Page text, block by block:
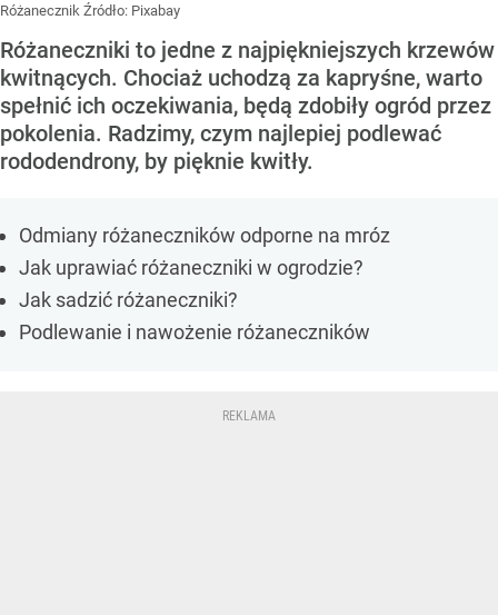
Różanecznik Źródło: Pixabay
Różaneczniki to jedne z najpiękniejszych krzewów
kwitnących. Chociaż uchodzą za kapryśne, warto
spełnić ich oczekiwania, będą zdobiły ogród przez
pokolenia. Radzimy, czym najlepiej podlewać
rododendrony, by pięknie kwitły.
Odmiany różaneczników odporne na mróz
Jak uprawiać różaneczniki w ogrodzie?
Jak sadzić różaneczniki?
Podlewanie i nawożenie różaneczników